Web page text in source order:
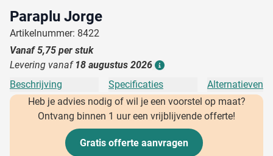
Paraplu Jorge
Artikelnummer: 8422
Vanaf5,75 per stuk
Levering vanaf 18 augustus 2026
Beschrijving Specificaties
Alternatieven
Heb je advies nodig of wil je een voorstel op maat?
Ontvang binnen 1 uur een vrijblijvende offerte!
Gratis offerte aanvragen